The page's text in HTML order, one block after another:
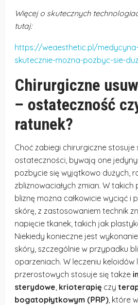
Więcej o skutecznych
tutaj:
https://weaesthetic.pl/
skutecznie-mozna-pozbyc-sie-
Chirurgiczne
– ostateczność
ratunek?
Choć zabiegi chirurgiczne stosuje
ostateczności, bywają one
pozbycie się wyjątkowo dużych,
zbliznowaciałych zmian. W
bliznę można całkowicie wyciąć i
skórę, z zastosowaniem technik
napięcie tkanek, takich jak
Niekiedy konieczne jest
skóry, szczególnie w przypadku
oparzeniach. W leczeniu keloidów
przerostowych stosuje się także
sterydowe krioterapię czy
bogatopłytkowym (PRP) , które